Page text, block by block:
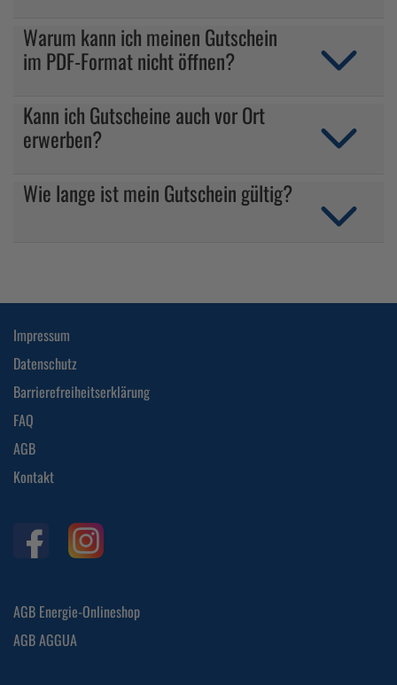
Warum kann ich meinen Gutschein
im PDF-Format nicht öffnen?
Kann ich Gutscheine auch vor Ort
erwerben?
Wie lange ist mein Gutschein gültig?
Impressum
Datenschutz
Barrierefreiheitserklärung
FAQ
AGB
Kontakt
AGB Energie-Onlineshop
AGB AGGUA